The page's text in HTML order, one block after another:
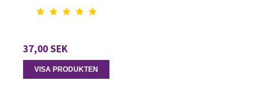
37,00 SEK
VISA PRODUKTEN